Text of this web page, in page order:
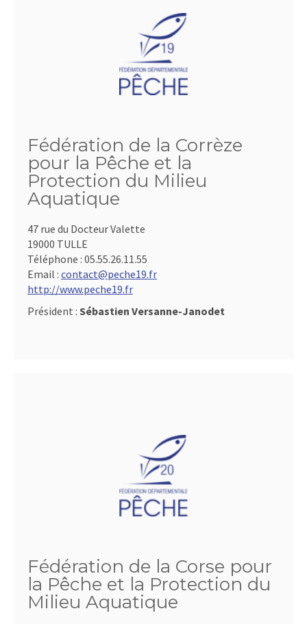
Fédération de la Corrèze
pour la Pêche et la
Protection du Milieu
Aquatique
47 rue du Docteur Valette
19000 TULLE
Téléphone : 05.55.26.11.55
Email : contact@peche19.fr
http://www.peche19.fr
Président : Sébastien Versanne-Janodet
Fédération de la Corse pour
la Pêche et la Protection du
Milieu Aquatique